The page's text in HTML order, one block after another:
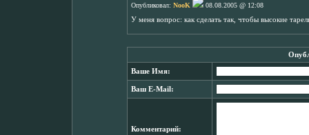
Опубликовал: NooK
08.08.2005 @ 12:08
У меня вопрос: как сделать так, чтобы высокие
Ваше Имя:
Ваш E-Mail:
Комментарий: